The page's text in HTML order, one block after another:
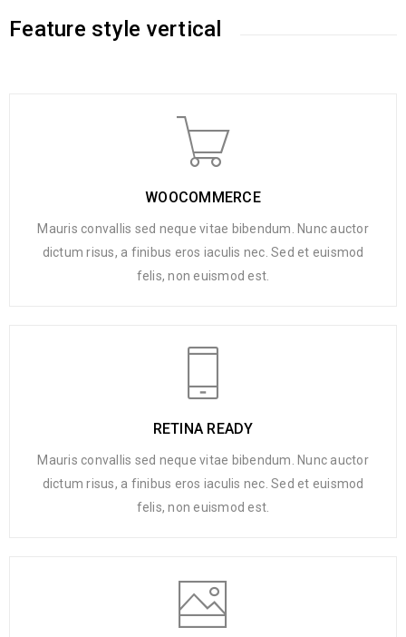
Feature style vertical
WOOCOMMERCE
Mauris convallis sed neque vitae bibendum. Nunc auctor
dictum risus, a finibus eros iaculis nec. Sed et euismod
felis, non euismod est.
RETINA READY
Mauris convallis sed neque vitae bibendum. Nunc auctor
dictum risus, a finibus eros iaculis nec. Sed et euismod
felis, non euismod est.